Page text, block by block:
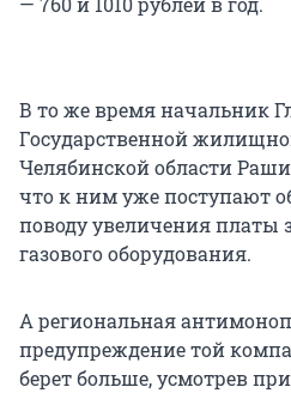
В то же время начальник
Государственной
Челябинской области
что к ним уже поступают
поводу увеличения платы
газового оборудования.
А региональная
предупреждение той
берет больше, усмотрев